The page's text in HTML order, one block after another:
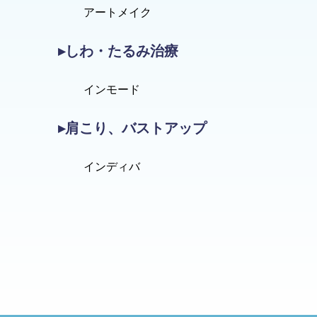
アートメイク
▸しわ・たるみ治療
インモード
▸肩こり、バストアップ
インディバ